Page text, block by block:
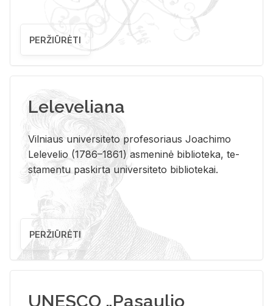
PERŽIŪRĖTI
Leleveliana
Vil­niaus uni­ver­si­te­to pro­fe­so­riaus Jo­a­chi­mo
Le­le­ve­lio (1786–1861) as­me­ni­nė bi­b­lio­te­ka, te­
sta­men­tu pa­skir­ta uni­ver­si­te­to bi­b­lio­te­kai.
PERŽIŪRĖTI
UNESCO „Pasaulio